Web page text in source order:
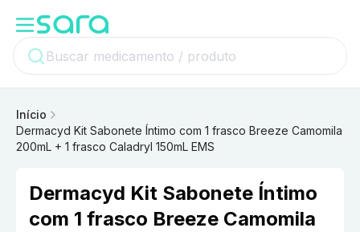
Início
Dermacyd Kit Sabonete Íntimo com 1 frasco Breeze Camomila
200mL + 1 frasco Caladryl 150mL EMS
Dermacyd Kit Sabonete Íntimo
com 1 frasco Breeze Camomila